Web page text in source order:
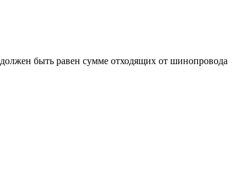
быть равен сумме отходящих от шинопровода